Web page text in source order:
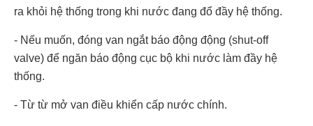
ra khỏi hệ thống trong khi nước đang đổ đầy hệ thống.
- Nếu muốn, đóng van ngắt báo động động (shut-off
valve) để ngăn báo động cục bộ khi nước làm đầy hệ
thống.
- Từ từ mở van điều khiển cấp nước chính.